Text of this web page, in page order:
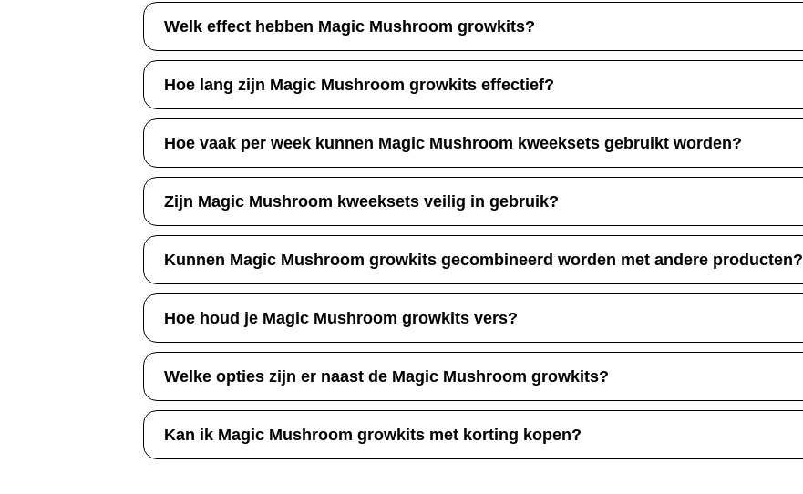
Welk effect hebben Magic Mushroom growkits?
Hoe lang zijn Magic Mushroom growkits effectief?
Hoe vaak per week kunnen Magic Mushroom kweeksets gebruikt worden?
Zijn Magic Mushroom kweeksets veilig in gebruik?
Kunnen Magic Mushroom growkits gecombineerd worden met andere producten?
Hoe houd je Magic Mushroom growkits vers?
Welke opties zijn er naast de Magic Mushroom growkits?
Kan ik Magic Mushroom growkits met korting kopen?